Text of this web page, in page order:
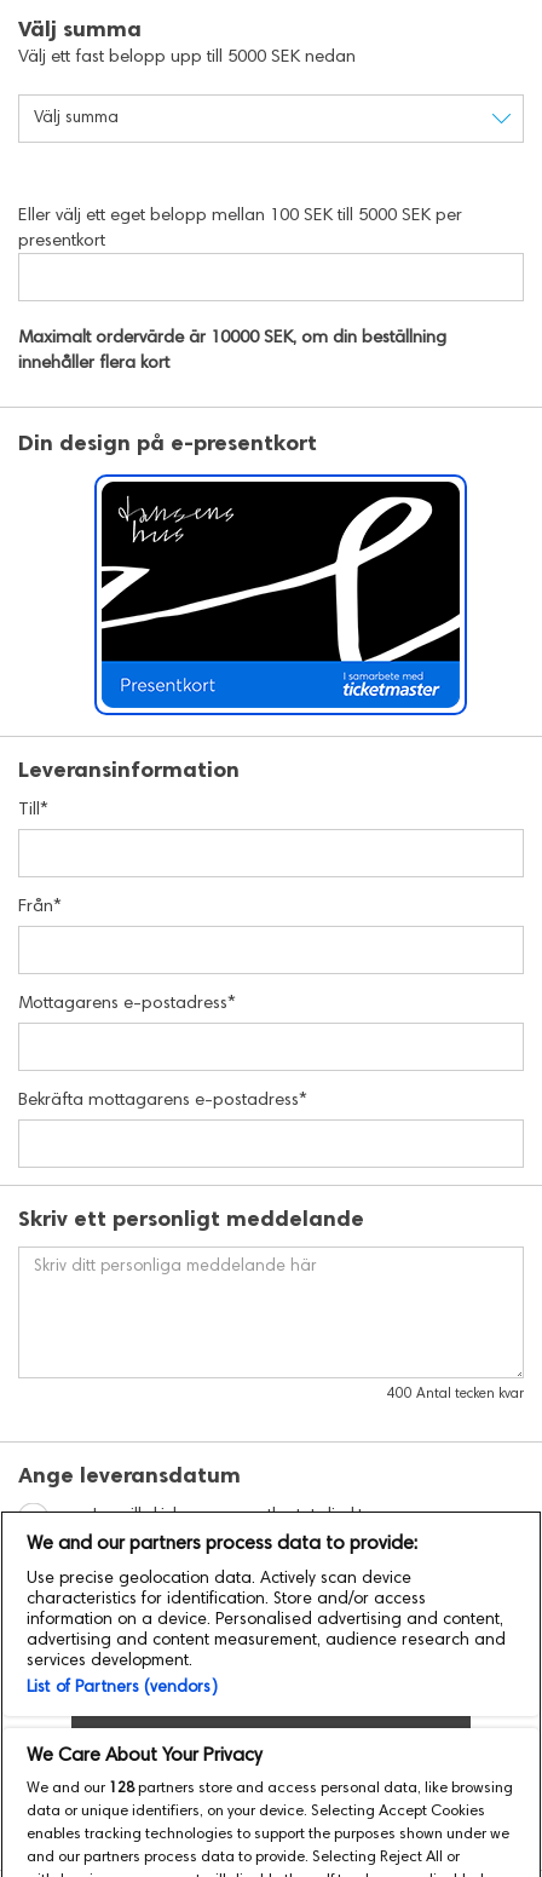
Välj summa
Välj ett fast belopp upp till 5000 SEK nedan
Välj summa
Eller välj ett eget belopp mellan 100 SEK till 5000 SEK per
presentkort
Maximalt ordervärde är 10000 SEK, om din beställning
innehåller flera kort
Din design på e-presentkort
Leveransinformation
Till*
Från*
Mottagarens e-postadress*
Bekräfta mottagarens e-postadress*
Skriv ett personligt meddelande
400 Antal tecken kvar
Ange leveransdatum
Jag vill skicka e-presentkortet direkt
Nuvarande tidszon är inställd på UTC+1.Klicka härför att
ändra.
We and our partners process data to provide:
Use precise geolocation data. Actively scan device
characteristics for identification. Store and/or access
information on a device. Personalised advertising and content,
advertising and content measurement, audience research and
services development.
List of Partners (vendors)
We Care About Your Privacy
We and our 128partners store and access personal data, like browsing
data or unique identifiers, on your device. Selecting Accept Cookies
enables tracking technologies to support the purposes shown under we
and our partners process data to provide. Selecting Reject All or